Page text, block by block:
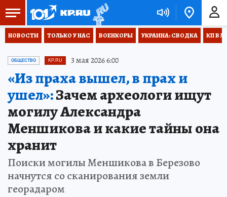
НОВОСТИ ТОЛЬКО У НАС ВОЕНКОРЫ УКРАИНА: СВОДКА КП В
ОБЩЕСТВО KP.RU 3 мая 2026 6:00
«Из праха вышел, в прах и
ушел»:Зачем археологи ищут
могилу Александра
Меншикова и какие тайны она
хранит
Поиски могилы Меншикова в Березово
начнутся со сканирования земли
георадаром